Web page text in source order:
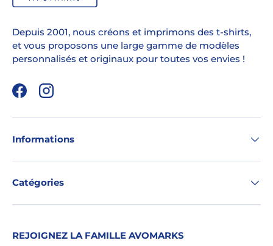
Depuis 2001, nous créons et imprimons des t-shirts,
et vous proposons une large gamme de modèles
personnalisés et originaux pour toutes vos envies !
FacebookInstagram
Informations
Catégories
REJOIGNEZ LA FAMILLE AVOMARKS